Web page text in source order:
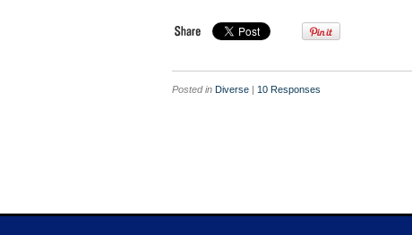
Posted in Diverse | 10 Responses